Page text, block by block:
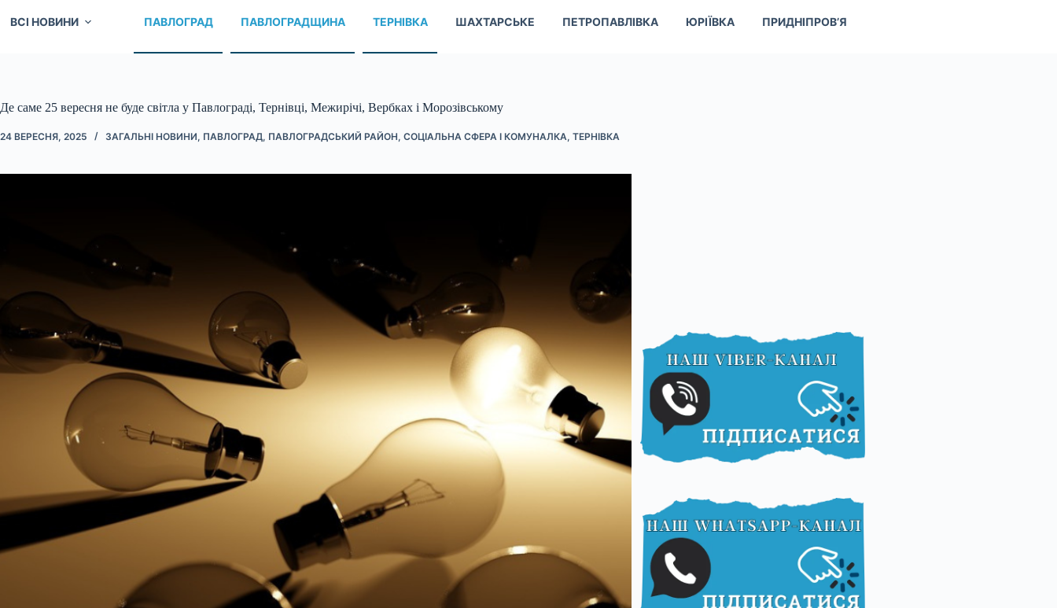
ВСІ НОВИНИ ПАВЛОГРАД ПАВЛОГРАДЩИНА ТЕРНІВКА ШАХТАРСЬКЕ ПЕТРОПАВЛІВКА ЮРІЇВКА ПРИДНІПРОВ’Я
Де саме 25 вересня не буде світла у Павлограді, Тернівці, Межирічі, Вербках і Морозівському
24 ВЕРЕСНЯ, 2025 ЗАГАЛЬНІ НОВИНИ, ПАВЛОГРАД, ПАВЛОГРАДСЬКИЙ РАЙОН, СОЦІАЛЬНА СФЕРА І КОМУНАЛКА, ТЕРНІВКА